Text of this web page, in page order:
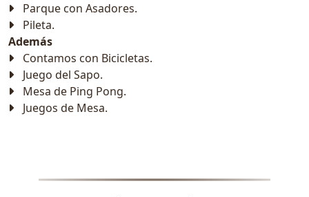
Parque con Asadores.
Pileta.
Además
Contamos con Bicicletas.
Juego del Sapo.
Mesa de Ping Pong.
Juegos de Mesa.